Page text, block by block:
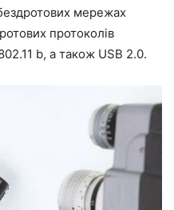
мережах
протоколів
b, а також USB 2.0.